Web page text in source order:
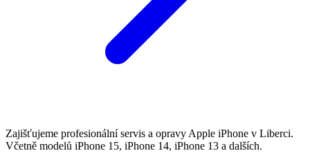
Zajišťujeme profesionální servis a opravy Apple iPhone v Liberci.
Včetně modelů iPhone 15, iPhone 14, iPhone 13 a dalších.